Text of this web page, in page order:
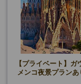
【プライベート】
メンコ夜景プランあ